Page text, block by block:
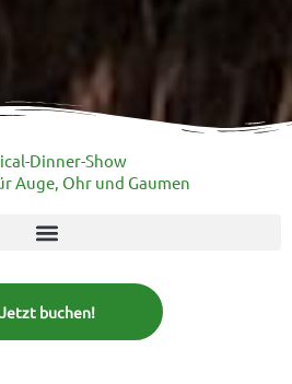
Dinner-Show
Auge, Ohr und Gaumen
Jetzt buchen!